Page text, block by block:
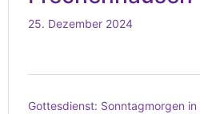
25. Dezember 2024
Gottesdienst: Sonntagmorgen in